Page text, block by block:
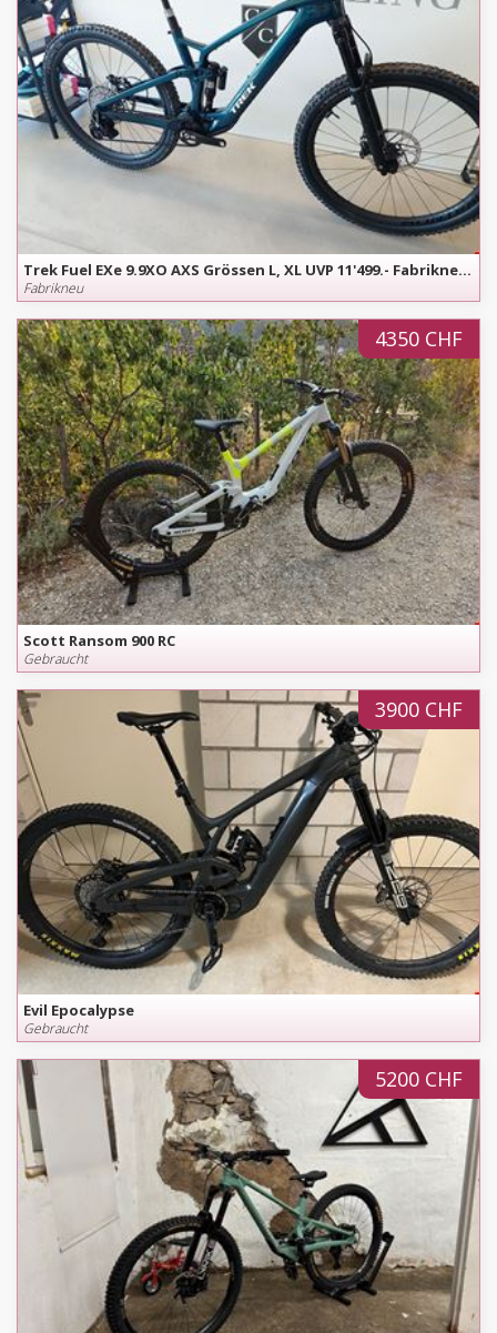
Trek Fuel EXe 9.9XO AXS Grössen L, XL UVP 11'499.- Fabrikneu Modell
Fabrikneu
4350 CHF
Scott Ransom 900 RC
Gebraucht
3900 CHF
Evil Epocalypse
Gebraucht
5200 CHF